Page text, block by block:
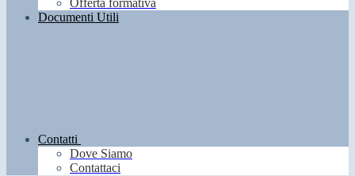
Offerta formativa
Documenti Utili
Contatti
Dove Siamo
Contattaci